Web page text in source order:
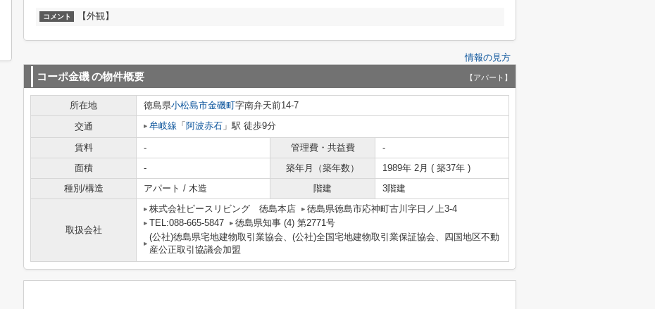
コメント 【外観】
情報の見方
コーポ金磯の物件概要 【アパート】
所在地 徳島県小松島市金磯町字南弁天前14-7
交通
牟岐線 「 阿波赤石 」駅 徒歩9分
賃料 - 管理費・共益費
-
面積
- 築年月（築年数）
1989年 2月 ( 築37年 )
種別/構造
アパート / 木造 階建 3階建
取扱会社
株式会社ピースリビング 徳島本店
徳島県徳島市応神町古川字日ノ上3-4
TEL:088-665-5847
徳島県知事 (4) 第2771号
(公社)徳島県宅地建物取引業協会、(公社)全国宅地建物取引業保証協会、四国地区不動
産公正取引協議会加盟